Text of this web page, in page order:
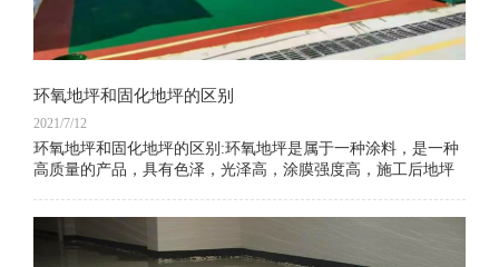
环氧地坪和固化地坪的区别
2021/7/12
环氧地坪和固化地坪的区别:环氧地坪是属于一种涂料，是一种
高质量的产品，具有色泽，光泽高，涂膜强度高，施工后地坪
磨，